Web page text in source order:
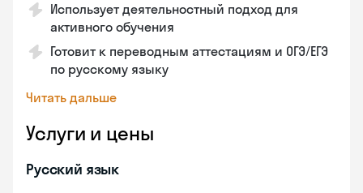
Использует деятельностный подход для
активного обучения
Готовит к переводным аттестациям и ОГЭ/ЕГЭ
по русскому языку
Читать дальше
Услуги и цены
Русский язык